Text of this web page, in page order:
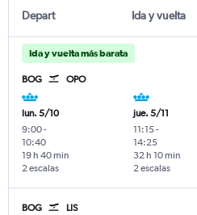
Depart Ida y vuelta
Ida y vuelta más barata
BOG OPO
lun. 5/10
9:00-
10:40
2 escalas
19 h 40 min
jue. 5/11
11:15-
14:25
2 escalas
32 h 10 min
BOG LIS